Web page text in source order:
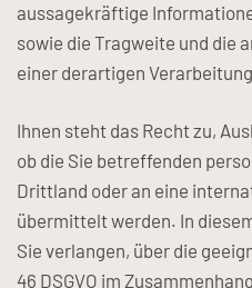
aussagekräftige
sowie die Tragweite und die
einer derartigen
Ihnen steht das Recht zu,
ob die Sie betreffenden
Drittland oder an eine
übermittelt werden. In
Sie verlangen, über die
46 DSGVO im